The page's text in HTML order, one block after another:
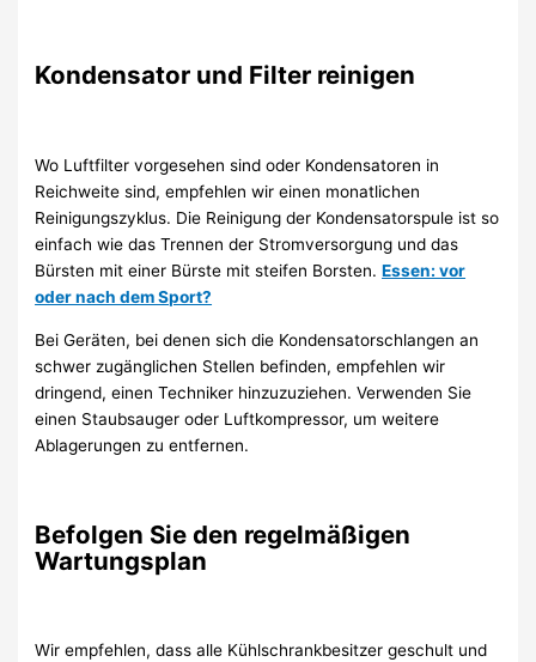
Kondensator und Filter reinigen
Wo Luftfilter vorgesehen sind oder Kondensatoren in
Reichweite sind, empfehlen wir einen monatlichen
Reinigungszyklus. Die Reinigung der Kondensatorspule ist so
einfach wie das Trennen der Stromversorgung und das
Bürsten mit einer Bürste mit steifen Borsten.Essen: vor
oder nach dem Sport?
Bei Geräten, bei denen sich die Kondensatorschlangen an
schwer zugänglichen Stellen befinden, empfehlen wir
dringend, einen Techniker hinzuzuziehen. Verwenden Sie
einen Staubsauger oder Luftkompressor, um weitere
Ablagerungen zu entfernen.
Befolgen Sie den regelmäßigen
Wartungsplan
Wir empfehlen, dass alle Kühlschrankbesitzer geschult und